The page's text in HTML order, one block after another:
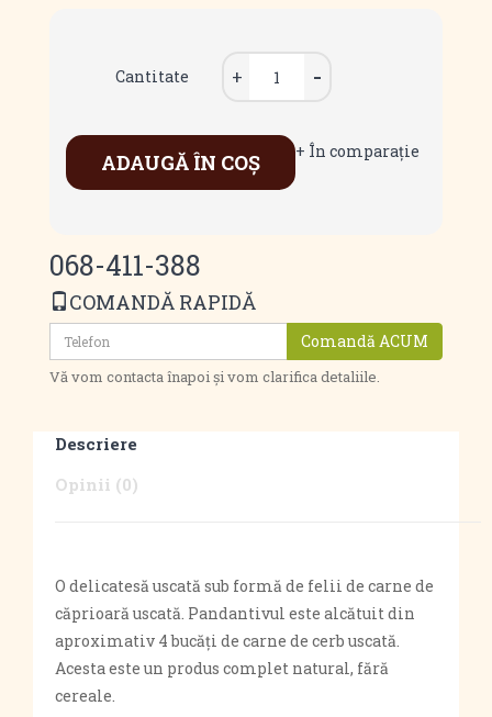
Cantitate
ADAUGĂ ÎN COŞ + În comparaţie
068-411-388
COMANDĂ RAPIDĂ
Comandă ACUM
Vă vom contacta înapoi și vom clarifica detaliile.
Descriere
Opinii (0)
O delicatesă uscată sub formă de felii de carne de
căprioară uscată. Pandantivul este alcătuit din
aproximativ 4 bucăți de carne de cerb uscată.
Acesta este un produs complet natural, fără
cereale.